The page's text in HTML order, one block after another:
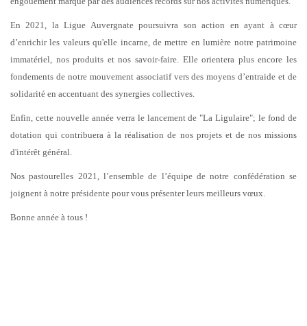
En 2021, la Ligue Auvergnate poursuivra son action en ayant à cœur
d’enrichir les valeurs qu'elle incarne, de mettre en lumière notre patrimoine
immatériel, nos produits et nos savoir-faire. Elle orientera plus encore les
fondements de notre mouvement associatif vers des moyens d’entraide et de
solidarité en accentuant des synergies collectives.
Enfin, cette nouvelle année verra le lancement de "La Ligulaire"; le fond de
dotation qui contribuera à la réalisation de nos projets et de nos missions
d'intérêt général.
Nos pastourelles 2021, l’ensemble de l’équipe de notre confédération se
joignent à notre présidente pour vous présenter leurs meilleurs vœux.
Bonne année à tous !